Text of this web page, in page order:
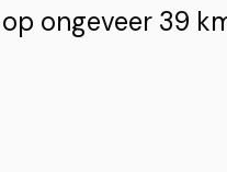
ongeveer 39